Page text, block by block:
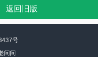
返回旧版
号
问问